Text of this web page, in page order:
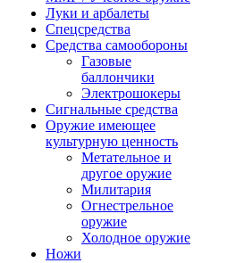
Луки и арбалеты
Спецсредства
Средства самообороны
Газовые
баллончики
Электрошокеры
Сигнальные средства
Оружие имеющее
культурную ценность
Метательное и
другое оружие
Милитария
Огнестрельное
оружие
Холодное оружие
Ножи